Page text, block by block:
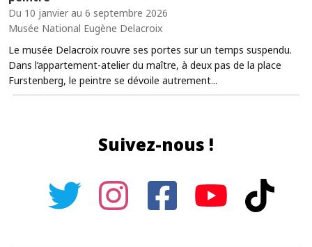
Du 10 janvier au 6 septembre 2026
Musée National Eugène Delacroix
Le musée Delacroix rouvre ses portes sur un temps suspendu.
Dans l’appartement-atelier du maître, à deux pas de la place
Furstenberg, le peintre se dévoile autrement...
Suivez-nous !